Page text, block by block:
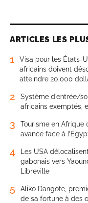
ARTICLES LES
1
Visa pour les États-
africains doivent
atteindre 20.000
2
Système d’entrée/
africains exemptés,
3
Tourisme en Afrique
avance face à
4
Les USA
gabonais vers
Libreville
5
Aliko Dangote,
de sa fortune à des